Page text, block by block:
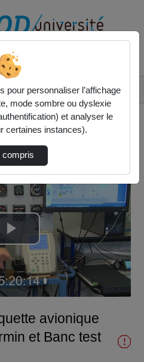
Garmin e…
Lire
la
vidéo
avionique
et Banc test
pour personnaliser l’affichage
mode sombre ou dyslexie
et analyser le
certaines instances).
compris